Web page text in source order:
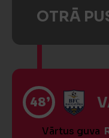
OTRĀ
48’
Vārtus guva